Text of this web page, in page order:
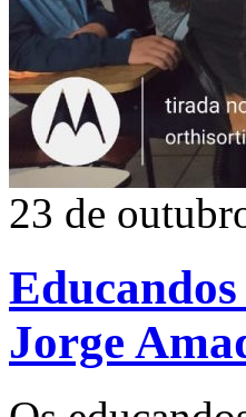
23 de
Jorge